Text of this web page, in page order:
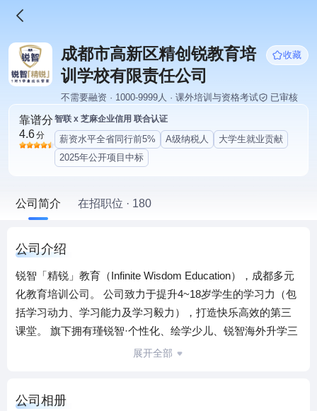
成都市高新区精创锐教育培
训学校有限责任公司
收藏
不需要融资 · 1000-9999人 · 课外培训与资格考试 已审核
靠谱分
4.6分
智联 x 芝麻企业信用 联合认证
薪资水平全省同行前5% A级纳税人
大学生就业贡献
2025年公开项目中标
公司简介 在招职位 · 180
公司介绍
锐智「精锐」教育（Infinite Wisdom Education），成都多元
化教育培训公司。 公司致力于提升4~18岁学生的学习力（包
括学习动力、学习能力及学习毅力），打造快乐高效的第三
课堂。 旗下拥有瑾锐智·个性化、绘学少儿、锐智海外升学三
个品牌。 个性化专注1对1教学，致力于成为孩子身边的1对1
长品牌。依托12年少儿思维能力培养经验，通过科创兴趣启
展开全部
公司相册